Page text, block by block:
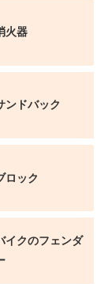
火器
ンドバック
ロック
イクのフェンダ